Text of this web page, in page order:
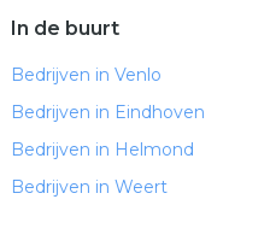
In de buurt
Bedrijven in Venlo
Bedrijven in Eindhoven
Bedrijven in Helmond
Bedrijven in Weert